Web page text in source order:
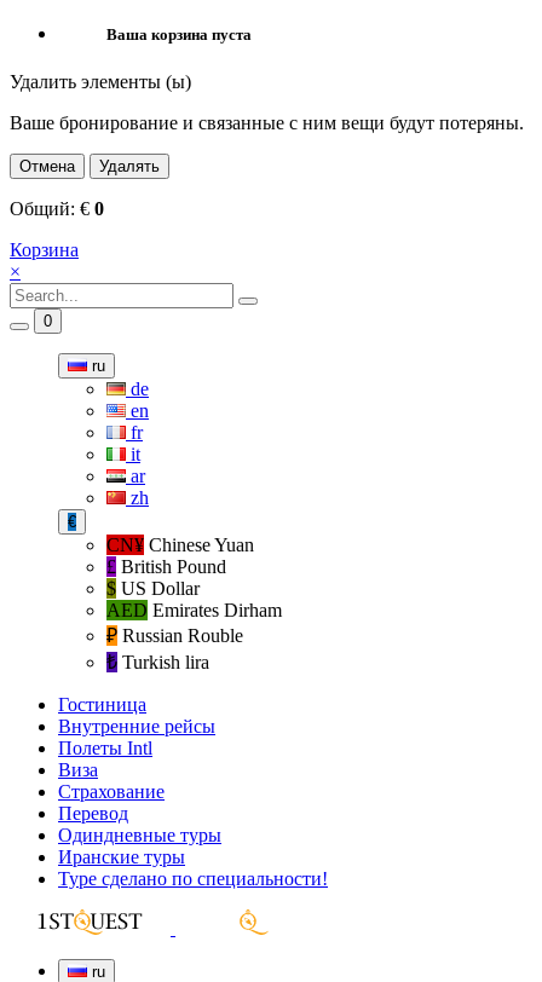
Ваша корзина пуста
Удалить элементы (ы)
Ваше бронирование и связанные с ним вещи будут потеряны.
Отмена Удалять
Общий: € 0
Корзина
×
0
ru
de
en
fr
it
ar
zh
€
CN¥ Chinese Yuan
£ British Pound
$ US Dollar
AED Emirates Dirham
₽‎ Russian Rouble
₺‎ Turkish lira
Гостиница
Внутренние рейсы
Полеты Intl
Виза
Страхование
Перевод
Одиндневные туры
Иранские туры
Туре сделано по специальности!
ru